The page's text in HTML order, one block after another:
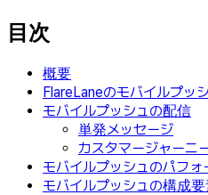
目次
概要
FlareLaneのモバイルプッ
モバイルプッシュの配信
単発メッセージ
カスタマージャーニ
モバイルプッシュのパフ
モバイルプッシュの構成